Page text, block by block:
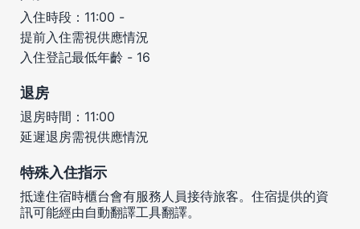
入住時段：11:00 -
提前入住需視供應情況
入住登記最低年齡 - 16
退房
退房時間：11:00
延遲退房需視供應情況
特殊入住指示
抵達住宿時櫃台會有服務人員接待旅客。住宿提供的資
訊可能經由自動翻譯工具翻譯。